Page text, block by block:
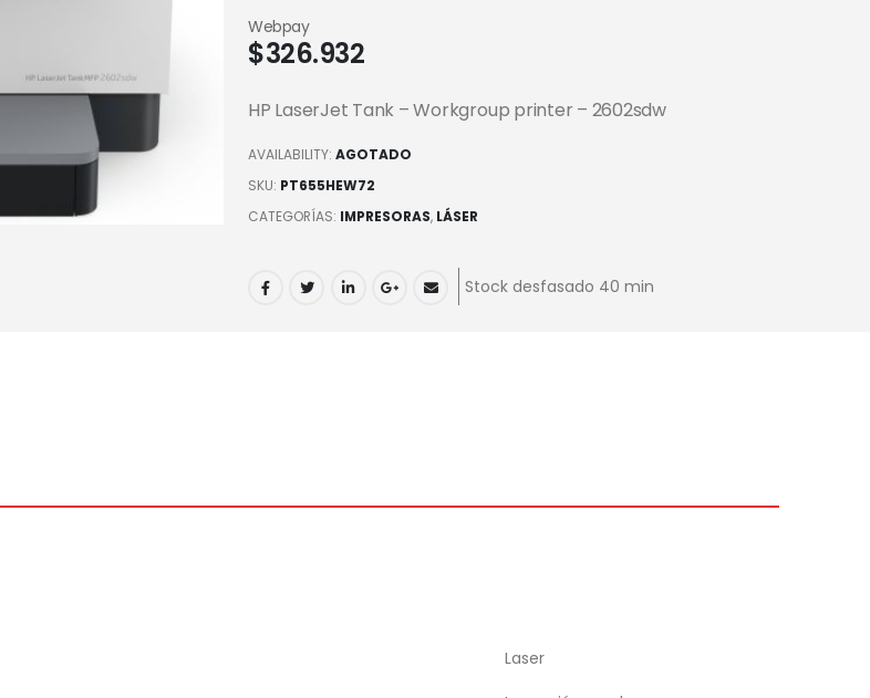
$326.932
Webpay
HP LaserJet Tank – Workgroup printer – 2602sdw
AVAILABILITY: AGOTADO
SKU: PT655HEW72
CATEGORÍAS: IMPRESORAS, LÁSER
Stock desfasado 40 min
Laser